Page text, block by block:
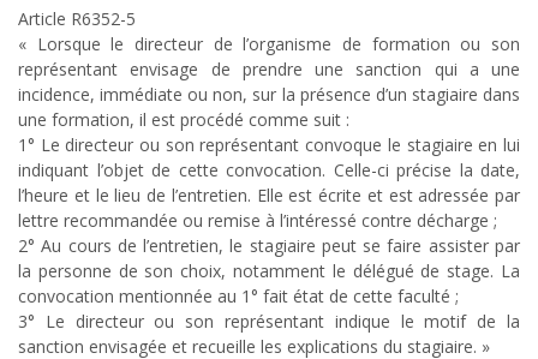
Article R6352-5
« Lorsque le directeur de l’organisme de formation ou son
représentant envisage de prendre une sanction qui a une
incidence, immédiate ou non, sur la présence d’un stagiaire dans
une formation, il est procédé comme suit :
1° Le directeur ou son représentant convoque le stagiaire en lui
indiquant l’objet de cette convocation. Celle-ci précise la date,
l’heure et le lieu de l’entretien. Elle est écrite et est adressée par
lettre recommandée ou remise à l’intéressé contre décharge ;
2° Au cours de l’entretien, le stagiaire peut se faire assister par
la personne de son choix, notamment le délégué de stage. La
convocation mentionnée au 1° fait état de cette faculté ;
3° Le directeur ou son représentant indique le motif de la
sanction envisagée et recueille les explications du stagiaire. »